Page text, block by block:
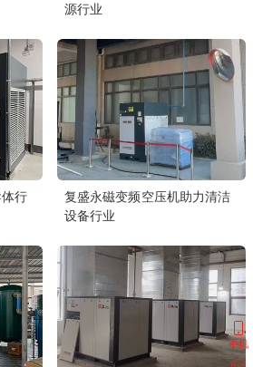
手机
源行业
行
复盛永磁变频空压机助力清洁
设备行业